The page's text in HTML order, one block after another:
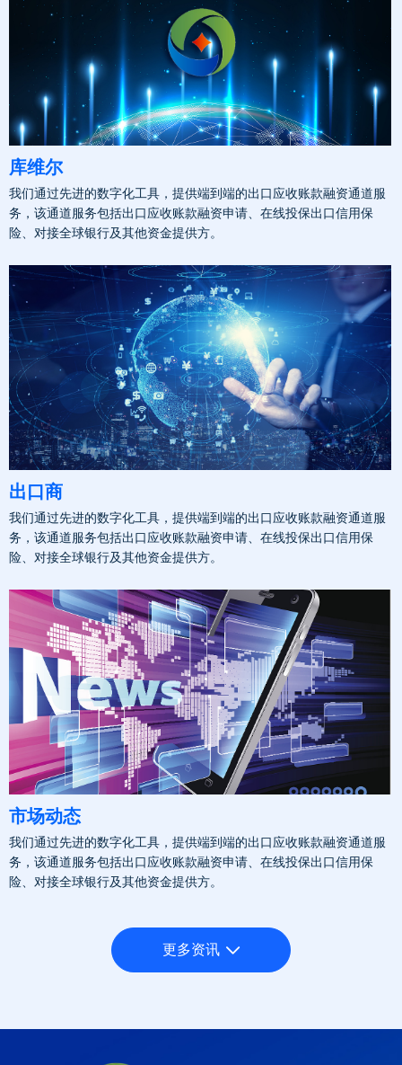
库维尔
我们通过先进的数字化工具，提供端到端的出口应收账款融资通道服
务，该通道服务包括出口应收账款融资申请、在线投保出口信用保
险、对接全球银行及其他资金提供方。
出口商
我们通过先进的数字化工具，提供端到端的出口应收账款融资通道服
务，该通道服务包括出口应收账款融资申请、在线投保出口信用保
险、对接全球银行及其他资金提供方。
市场动态
我们通过先进的数字化工具，提供端到端的出口应收账款融资通道服
务，该通道服务包括出口应收账款融资申请、在线投保出口信用保
险、对接全球银行及其他资金提供方。
更多资讯 네